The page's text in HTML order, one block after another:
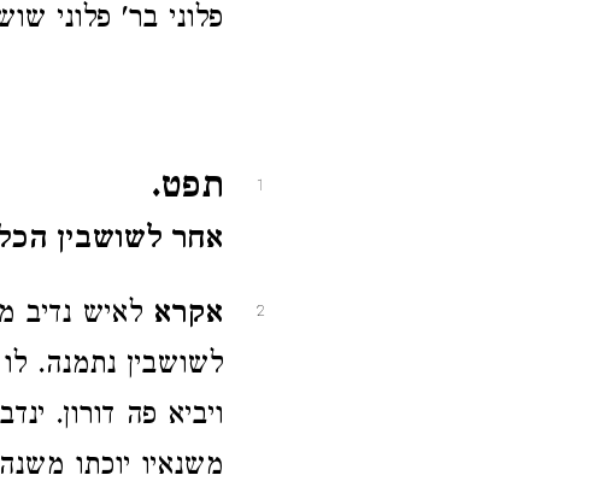
פלוני בר' פלוני
1 תפט.
אחר לשושבין
2 אקרא לאיש נדיב
לשושבין נתמנה.
ויביא פה דורון.
משנאיו יוכתו